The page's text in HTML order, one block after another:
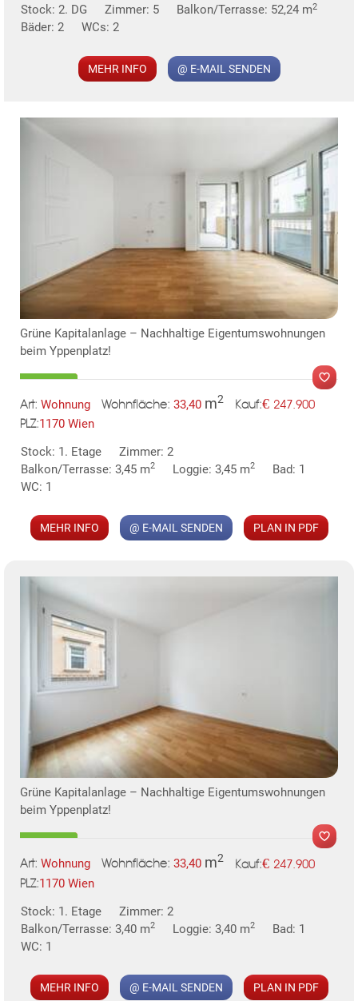
KLIS
Stock: 2. DG
Zimmer: 5 Balkon/Terrasse: 52,24 m2
Bäder: 2 WCs: 2
MEHR INFO @ E-MAIL SENDEN
Grüne Kapitalanlage – Nachhaltige Eigentumswohnungen
beim Yppenplatz!
Art: Wohnung Wohnfläche: 33,40 m2 Kauf:€ 247.900
PLZ:1170 Wien
Stock: 1. Etage
Zimmer: 2
Balkon/Terrasse: 3,45 m2 Loggie: 3,45 m2
Bad: 1
WC: 1
MEHR INFO @ E-MAIL SENDEN PLAN IN PDF
Grüne Kapitalanlage – Nachhaltige Eigentumswohnungen
beim Yppenplatz!
Art: Wohnung Wohnfläche: 33,40 m2 Kauf:€ 247.900
PLZ:1170 Wien
Stock: 1. Etage
Zimmer: 2
Balkon/Terrasse: 3,40 m2 Loggie: 3,40 m2
Bad: 1
WC: 1
MEHR INFO @ E-MAIL SENDEN PLAN IN PDF